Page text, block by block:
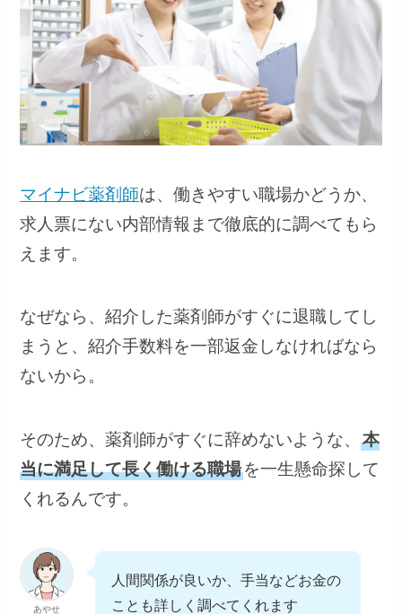
マイナビ薬剤師は、働きやすい職場かどうか、
求人票にない内部情報まで徹底的に調べてもら
えます。
なぜなら、紹介した薬剤師がすぐに退職してし
まうと、紹介手数料を一部返金しなければなら
ないから。
そのため、薬剤師がすぐに辞めないような、本
当に満足して長く働ける職場を一生懸命探して
くれるんです。
あやせ
人間関係が良いか、手当などお金の
ことも詳しく調べてくれます